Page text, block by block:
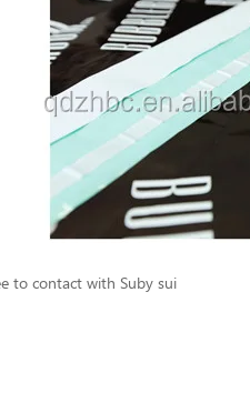
to contact with Suby sui